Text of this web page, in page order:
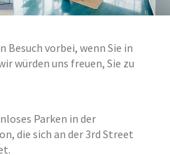
Besuch vorbei, wenn Sie in
würden uns freuen, Sie zu
Parken in der
die sich an der 3rd Street